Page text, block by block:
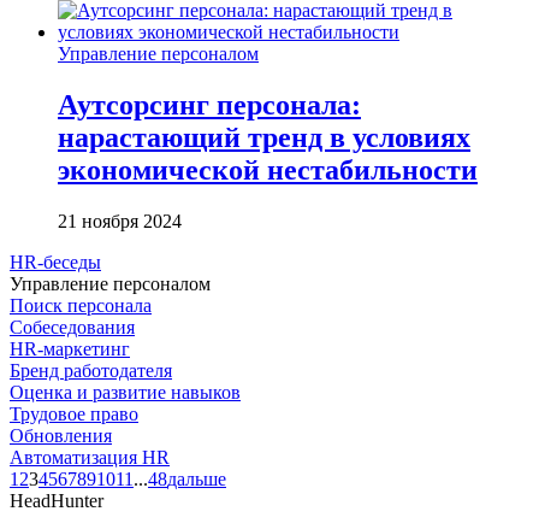
Управление персоналом
Аутсорсинг персонала:
нарастающий тренд в условиях
экономической нестабильности
21 ноября 2024
HR-беседы
Управление персоналом
Поиск персонала
Собеседования
HR-маркетинг
Бренд работодателя
Оценка и развитие навыков
Трудовое право
Обновления
Автоматизация HR
1 234567891011 ...48дальше
HeadHunter